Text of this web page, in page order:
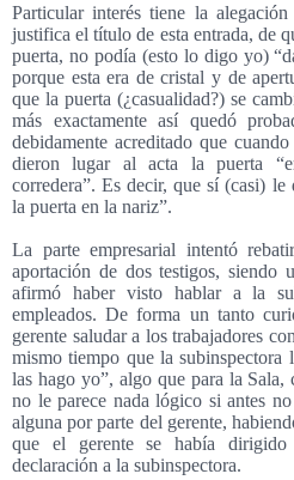
Particular interés tiene la
justifica el título de esta entrada, de
puerta, no podía (esto lo digo yo)
porque esta era de cristal y de
que la puerta (¿casualidad?) se
más exactamente así quedó
debidamente acreditado que
dieron lugar al acta la puerta
corredera”. Es decir, que sí (casi) le
la puerta en la nariz”.
La parte empresarial intentó
aportación de dos testigos, siendo
afirmó haber visto hablar a la
empleados. De forma un tanto
gerente saludar a los trabajadores
mismo tiempo que la subinspectora
las hago yo”, algo que para la
no le parece nada lógico si antes
alguna por parte del gerente,
que el gerente se había
declaración a la subinspectora.